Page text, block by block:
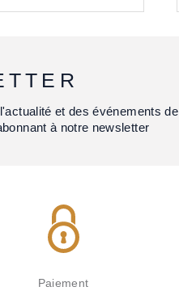
et des événements de
à notre newsletter
Paiement